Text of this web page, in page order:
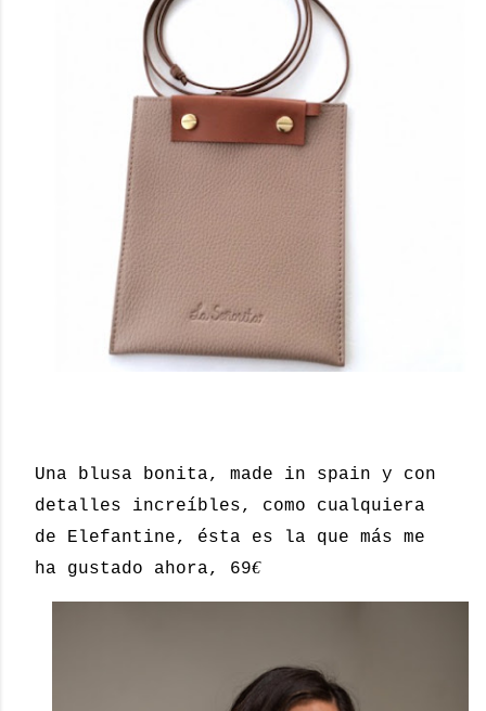
Una blusa bonita, made in spain y con
detalles increíbles, como cualquiera
de Elefantine, ésta es la que más me
ha gustado ahora, 69€